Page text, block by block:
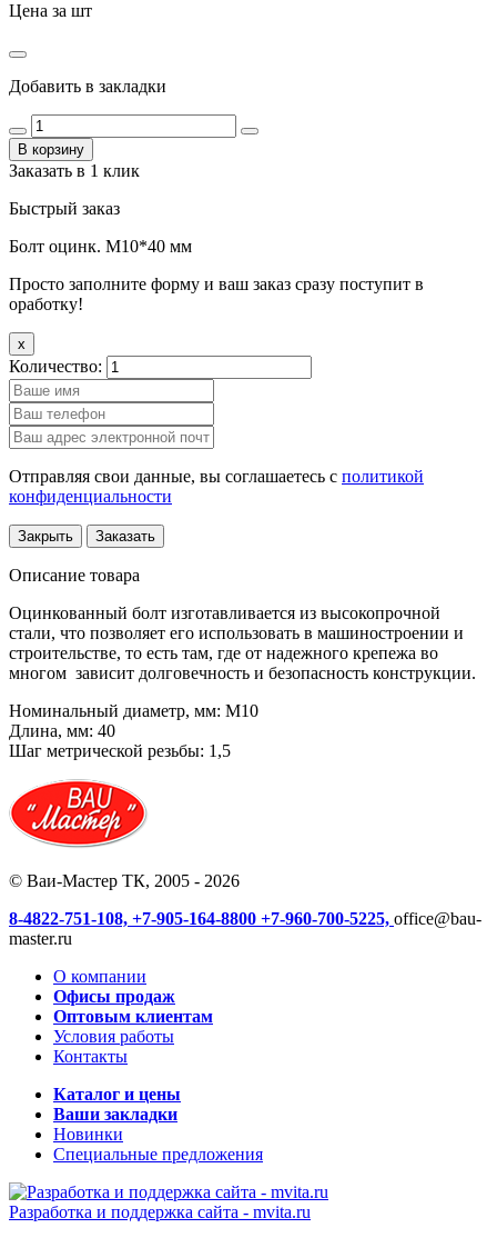
Цена за шт
Добавить в закладки
В корзину
Заказать в 1 клик
Быстрый заказ
Болт оцинк. М10*40 мм
Просто заполните форму и ваш заказ сразу поступит в
оработку!
x
Количество:
Отправляя свои данные, вы соглашаетесь с политикой
конфиденциальности
Закрыть Заказать
Описание товара
Оцинкованный болт изготавливается из высокопрочной
стали, что позволяет его использовать в машиностроении и
строительстве, то есть там, где от надежного крепежа во
многом зависит долговечность и безопасность конструкции.
Номинальный диаметр, мм: М10
Длина, мм: 40
Шаг метрической резьбы: 1,5
© Ваи-Мастер ТК, 2005 - 2026
8-4822-751-108, +7-905-164-8800 +7-960-700-5225, office@bau-
master.ru
О компании
Офисы продаж
Оптовым клиентам
Условия работы
Контакты
Каталог и цены
Ваши закладки
Новинки
Специальные предложения
Разработка и поддержка сайта - mvita.ru